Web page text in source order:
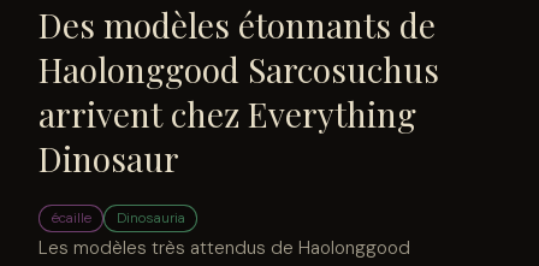
Des modèles étonnants de
Haolonggood Sarcosuchus
arrivent chez Everything
Dinosaur
écaille Dinosauria
Les modèles très attendus de Haolonggood